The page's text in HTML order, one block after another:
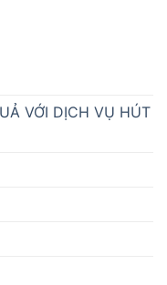
VỚI DỊCH VỤ HÚT